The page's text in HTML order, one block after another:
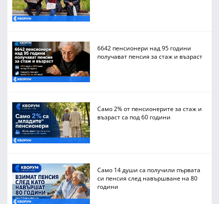
6642 пенсионери над 95 години
получават пенсия за стаж и възраст
Само 2% от пенсионерите за стаж и
възраст са под 60 години
Само 14 души са получили първата
си пенсия след навършване на 80
години